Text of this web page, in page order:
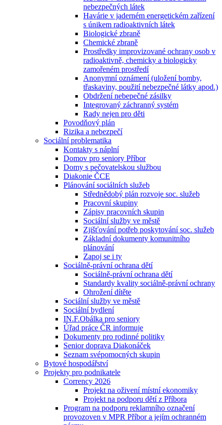
nebezpečných látek
Havárie v jaderném energetickém zařízení
s únikem radioaktivních látek
Biologické zbraně
Chemické zbraně
Prostředky improvizované ochrany osob v
radioaktivně, chemicky a biologicky
zamořeném prostředí
Anonymní oznámení (uložení bomby,
třaskaviny, použití nebezpečné látky apod.)
Obdržení nebepečné zásilky
Integrovaný záchranný systém
Rady nejen pro děti
Povodňový plán
Rizika a nebezpečí
Sociální problematika
Kontakty s náplní
Domov pro seniory Příbor
Domy s pečovatelskou službou
Diakonie ČCE
Plánování sociálních služeb
Střednědobý plán rozvoje soc. služeb
Pracovní skupiny
Zápisy pracovních skupin
Sociální služby ve městě
Zjišťování potřeb poskytování soc. služeb
Základní dokumenty komunitního
plánování
Zapoj se i ty
Sociálně-právní ochrana dětí
Sociálně-právní ochrana dětí
Standardy kvality sociálně-právní ochrany
Ohrožení dítěte
Sociální služby ve městě
Sociální bydlení
IN.F.Obálka pro seniory
Úřad práce ČR informuje
Dokumenty pro rodinné politiky
Senior doprava Diakonáček
Seznam svépomocných skupin
Bytové hospodářství
Projekty pro podnikatele
Corrency 2026
Projekt na oživení místní ekonomiky
Projekt na podporu dětí z Příbora
Program na podporu reklamního označení
provozoven v MPR Příbor a jejím ochranném